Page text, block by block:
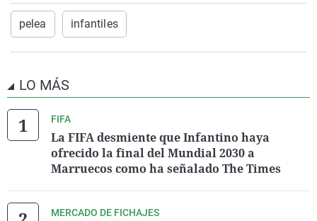
pelea infantiles
LO MÁS
FIFA
La FIFA desmiente que Infantino haya
ofrecido la final del Mundial 2030 a
Marruecos como ha señalado The Times
MERCADO DE FICHAJES